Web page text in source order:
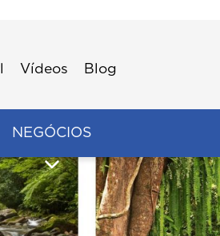
Vídeos Blog
NEGÓCIOS